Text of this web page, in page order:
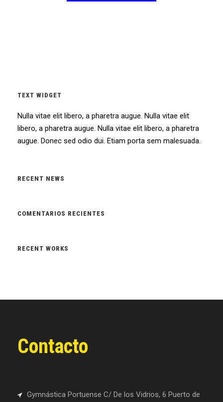
TEXT WIDGET
Nulla vitae elit libero, a pharetra augue. Nulla vitae elit
libero, a pharetra augue. Nulla vitae elit libero, a pharetra
augue. Donec sed odio dui. Etiam porta sem malesuada.
RECENT NEWS
COMENTARIOS RECIENTES
RECENT WORKS
Contacto
Gymnástica Portuense C/ De los Vidrios, 6 Puerto de